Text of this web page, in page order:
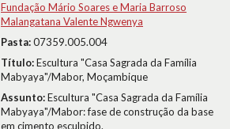
Fundação Mário Soares e Maria Barroso
Malangatana Valente Ngwenya
Pasta:07359.005.004
Título:Escultura "Casa Sagrada da Família
Mabyaya"/Mabor, Moçambique
Assunto:Escultura "Casa Sagrada da Família
Mabyaya"/Mabor: fase de construção da base
em cimento esculpido.